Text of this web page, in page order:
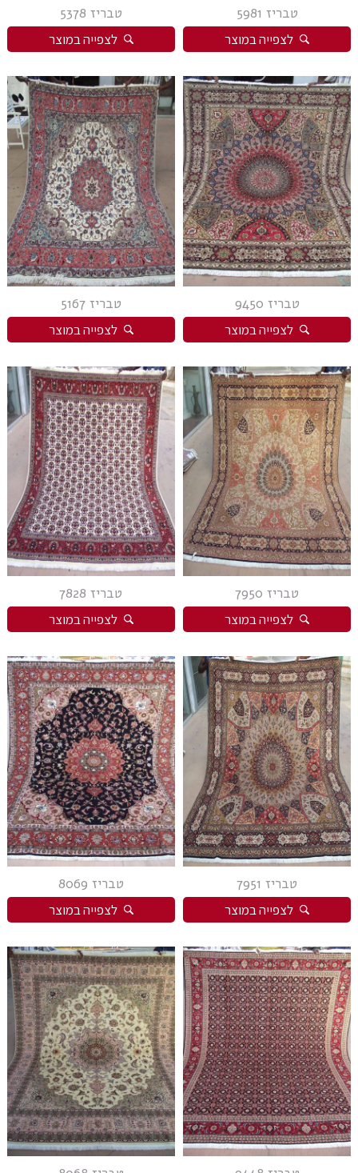
טבריז 5981
לצפייה במוצר
טבריז 5378
לצפייה במוצר
טבריז 9450
לצפייה במוצר
טבריז 5167
לצפייה במוצר
טבריז 7950
לצפייה במוצר
טבריז 7828
לצפייה במוצר
טבריז 7951
לצפייה במוצר
טבריז 8069
לצפייה במוצר